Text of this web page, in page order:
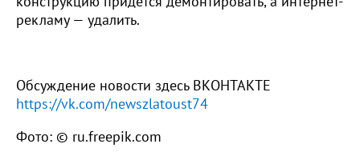
рекламу — удалить.
Обсуждение новости здесь ВКОНТАКТЕ
https://vk.com/newszlatoust74
Фото: © ru.freepik.com